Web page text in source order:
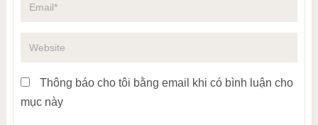
Thông báo cho tôi bằng email khi có bình luận cho
mục này